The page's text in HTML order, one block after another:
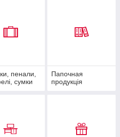
пенали,
сумки
Папочная
продукція